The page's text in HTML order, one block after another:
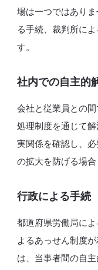
場は一つではあり
る手続、裁判所に
す。
社内での自主的
会社と従業員との
処理制度を通じて
実関係を確認し、
の拡大を防げる場合
行政による手続
都道府県労働局に
よるあっせん制度
は、当事者間の自